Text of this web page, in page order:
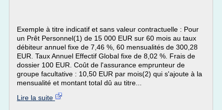
Exemple à titre indicatif et sans valeur contractuelle : Pour
un Prêt Personnel(1) de 15 000 EUR sur 60 mois au taux
débiteur annuel fixe de 7,46 %, 60 mensualités de 300,28
EUR. Taux Annuel Effectif Global fixe de 8,02 %. Frais de
dossier 100 EUR. Coût de l'assurance emprunteur de
groupe facultative : 10,50 EUR par mois(2) qui s'ajoute à la
mensualité et montant total dû au titre...
Lire la suite